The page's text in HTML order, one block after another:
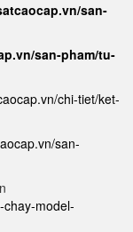
san-
san-pham/tu-
chi-tiet/ket-
san-
model-